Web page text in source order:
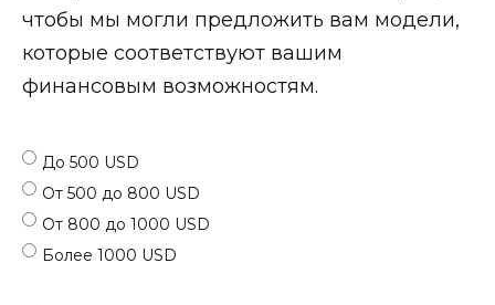
чтобы мы могли предложить вам модели,
которые соответствуют вашим
финансовым возможностям.
До 500 USD
От 500 до 800 USD
От 800 до 1000 USD
Более 1000 USD